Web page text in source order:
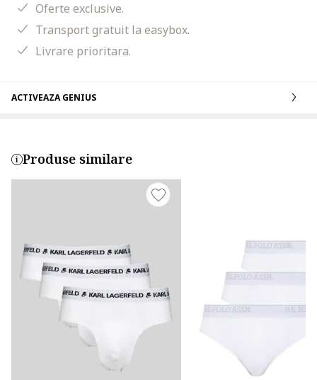
Oferte exclusive.
Transport gratuit la easybox.
Livrare prioritara.
ACTIVEAZA GENIUS
Produse similare